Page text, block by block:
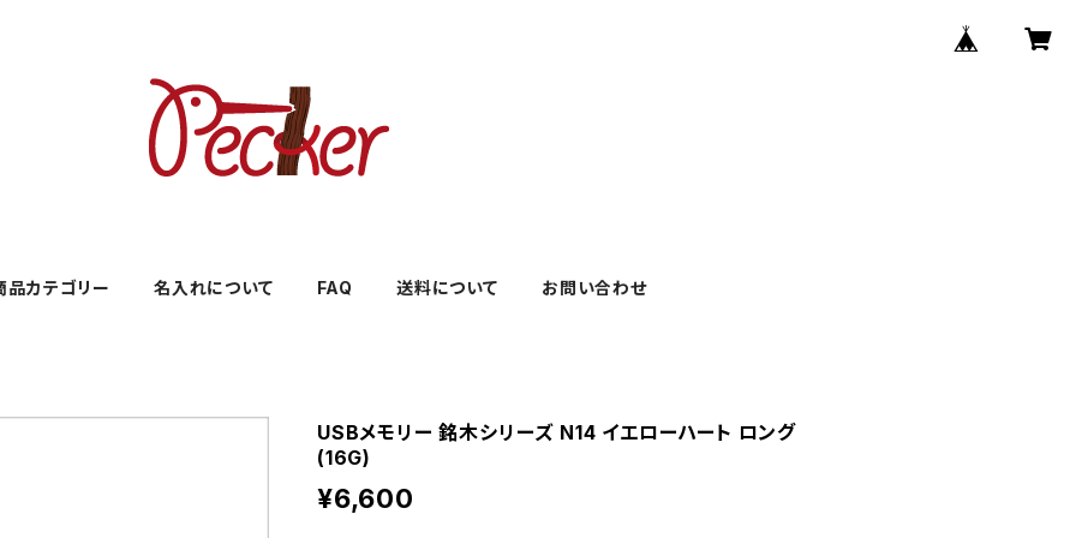
品カテゴリー 名入れについて FAQ 送料について お問い合わせ
USBメモリー 銘木シリーズ N14 イエローハート ロング
(16G)
¥6,600